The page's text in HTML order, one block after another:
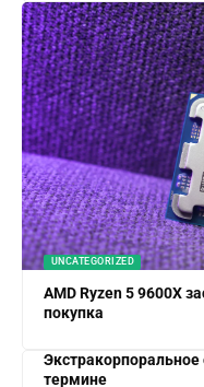
UNCATEGORIZED
AMD Ryzen 5 9600X
покупка
термине